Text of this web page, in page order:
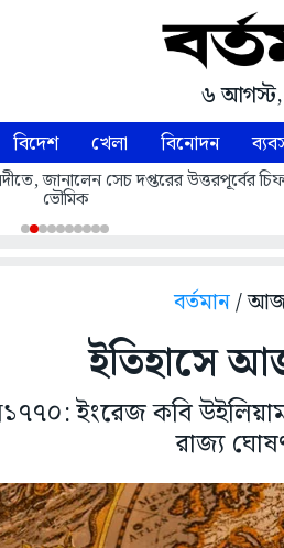
৬
বিদেশ খেলা বিনোদন
জানালেন সেচ দপ্তরের উত্তরপূর্বের চিফ
ভৌমিক
বর্তমান/
ইতিহাসে
ইংরেজ কবি
রাজ্য